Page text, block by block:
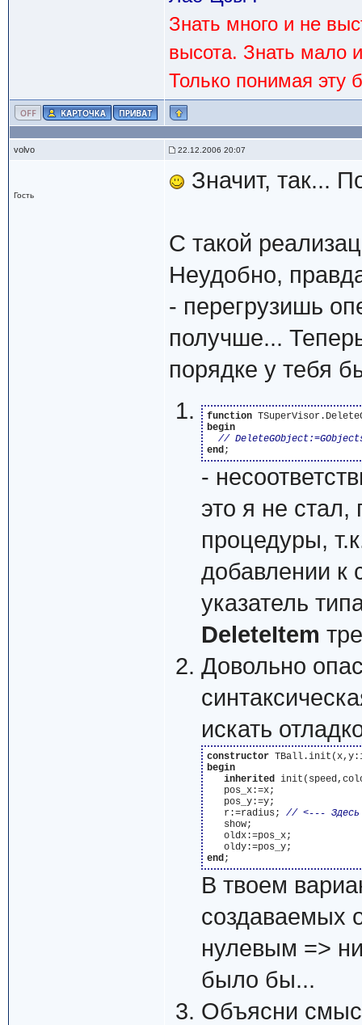
Знать много и не
высота. Знать мало
Только понимая эту
volvo 22.12.2006 20:07
Гость
Значит, так...
С такой
Неудобно,
- перегрузишь
получше...
порядке у тебя
function
begin
end
-
это я не стал,
процедуры,
добавлении к
указатель
DeleteItem
Довольно
искать
constructor
begin
inherited
   pos_x:=x;
   pos_y:=y;
   r:=radius;
   show;
   oldx:=pos_x;
end
В твоем
создаваемых
нулевым =>
было бы...
Объясни